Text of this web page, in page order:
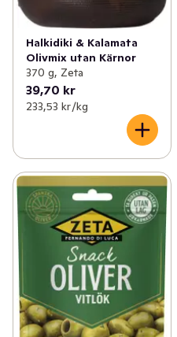
Halkidiki & Kalamata
Olivmix utan Kärnor
370 g, Zeta
39,70 kr
233,53 kr /kg